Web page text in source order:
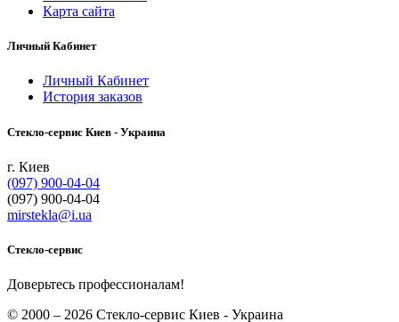
Карта сайта
Личный Кабинет
Личный Кабинет
История заказов
Cтекло-сервис Киев - Украина
г. Киев
(097) 900-04-04
(097) 900-04-04
mirstekla@i.ua
Стекло-сервис
Доверьтесь профессионалам!
© 2000 – 2026 Cтекло-сервис Киев - Украина